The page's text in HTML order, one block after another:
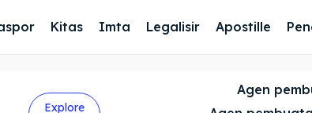
Kitas Imta Legalisir Apostille
Explore
Agen